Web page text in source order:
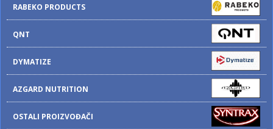
RABEKO PRODUCTS
QNT
DYMATIZE
AZGARD NUTRITION
OSTALI PROIZVOĐAČI